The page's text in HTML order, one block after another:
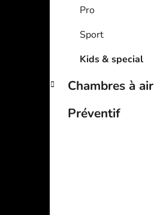
Pro
Sport
Kids & special
Chambres à air
Préventif